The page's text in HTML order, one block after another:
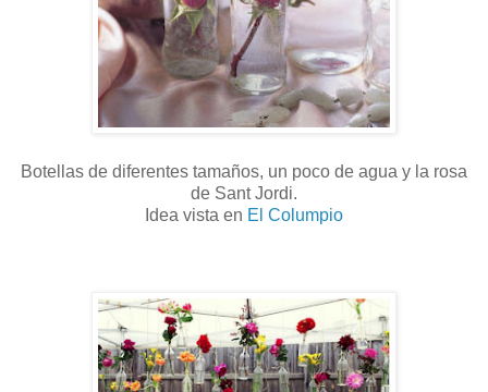
Botellas de diferentes tamaños, un poco de agua y la rosa
de Sant Jordi.
Idea vista en El Columpio